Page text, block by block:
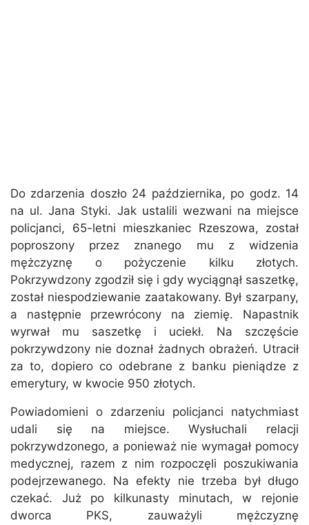
Do zdarzenia doszło 24 października, po godz. 14
na ul. Jana Styki. Jak ustalili wezwani na miejsce
policjanci, 65-letni mieszkaniec Rzeszowa, został
poproszony przez znanego mu z widzenia
mężczyznę o pożyczenie kilku złotych.
Pokrzywdzony zgodził się i gdy wyciągnął saszetkę,
został niespodziewanie zaatakowany. Był szarpany,
a następnie przewrócony na ziemię. Napastnik
wyrwał mu saszetkę i uciekł. Na szczęście
pokrzywdzony nie doznał żadnych obrażeń. Utracił
za to, dopiero co odebrane z banku pieniądze z
emerytury, w kwocie 950 złotych.
Powiadomieni o zdarzeniu policjanci natychmiast
udali się na miejsce. Wysłuchali relacji
pokrzywdzonego, a ponieważ nie wymagał pomocy
medycznej, razem z nim rozpoczęli poszukiwania
podejrzewanego. Na efekty nie trzeba był długo
czekać. Już po kilkunasty minutach, w rejonie
dworca PKS, zauważyli mężczyznę